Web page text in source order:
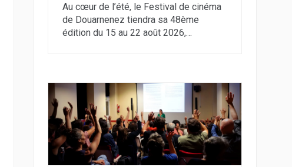
Au cœur de l’été, le Festival de cinéma
de Douarnenez tiendra sa 48ème
édition du 15 au 22 août 2026,…